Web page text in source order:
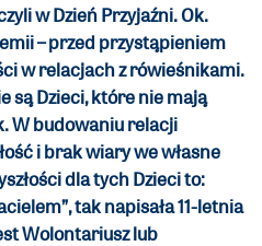
w Dzień Przyjaźni. Ok.
– przed przystąpieniem
w relacjach z rówieśnikami.
są Dzieci, które nie mają
W budowaniu relacji
i brakwiary we własne
dla tych Dzieci to:
tak napisała 11-letnia
Wolontariusz lub